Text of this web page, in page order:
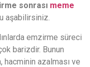
sonrası meme
aşabilirsiniz.
emzirme süreci
barizdir. Bunun
azalması ve